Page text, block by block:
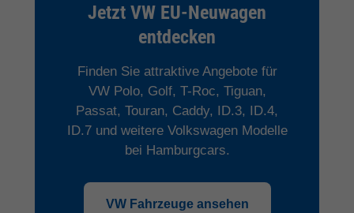
Jetzt VW EU-Neuwagen
entdecken
Finden Sie attraktive Angebote für
VW Polo, Golf, T-Roc, Tiguan,
Passat, Touran, Caddy, ID.3, ID.4,
ID.7 und weitere Volkswagen Modelle
bei Hamburgcars.
VW Fahrzeuge ansehen